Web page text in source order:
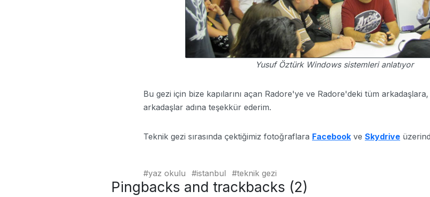
Yusuf Öztürk Windows sistemleri anlatıyor
Bu gezi için bize kapılarını açan Radore'ye ve Radore'deki tüm
arkadaşlar adına teşekkür ederim.
Teknik gezi sırasında çektiğimiz fotoğraflara Facebook ve Skydrive
yaz okulu istanbul teknik gezi
Pingbacks and trackbacks (2)